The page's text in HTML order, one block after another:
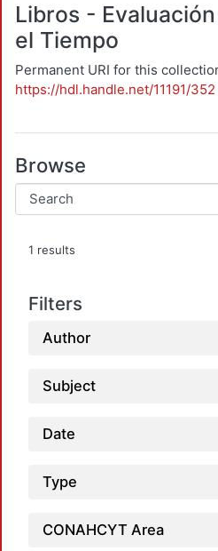
Libros -
el Tiempo
Permanent URI for this
https://hdl.handle.net/11191/352
Browse
1 results
Filters
Author
Subject
Date
Type
CONAHCYT Area